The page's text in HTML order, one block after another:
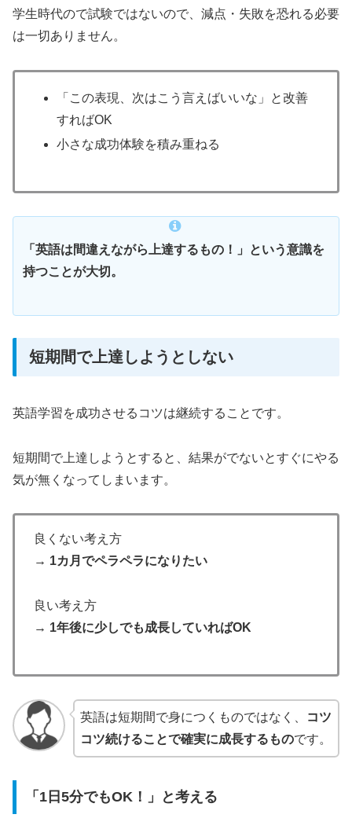
学生時代ので試験ではないので、減点・失敗を恐れる必要
は一切ありません。
「この表現、次はこう言えばいいな」と改善
すればOK
小さな成功体験を積み重ねる
「英語は間違えながら上達するもの！」という意識を
持つことが大切。
短期間で上達しようとしない
英語学習を成功させるコツは継続することです。
短期間で上達しようとすると、結果がでないとすぐにやる
気が無くなってしまいます。
良くない考え方
→ 1カ月でペラペラになりたい
良い考え方
→ 1年後に少しでも成長していればOK
英語は短期間で身につくものではなく、
コツ
コツ続けることで確実に成長するものです。
「1日5分でもOK！」と考える